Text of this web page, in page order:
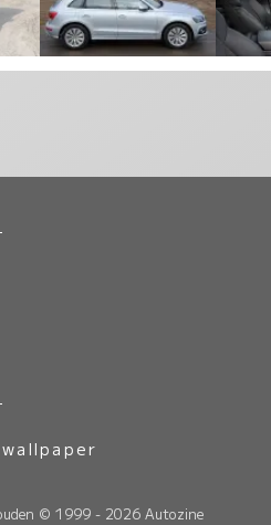
wallpaper
© 1999 - 2026 Autozine